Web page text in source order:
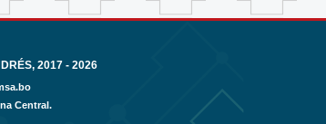
2017 - 2026
Central.